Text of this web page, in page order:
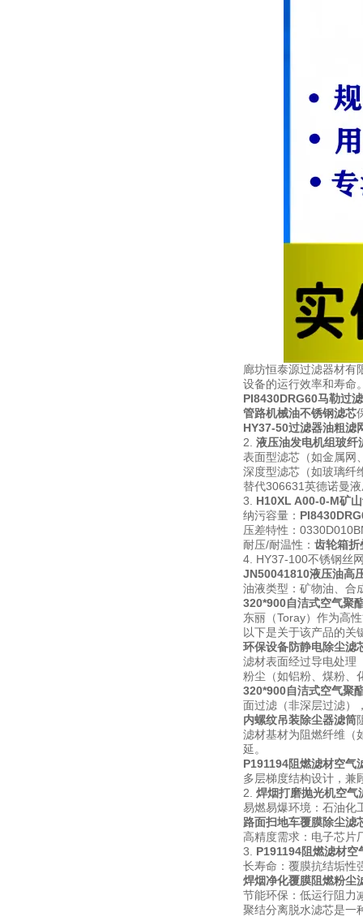
廊坊恒泰源过滤器材有
设备的运行效率和寿命
PI8430DRG60马勒过
管路机械油不锈钢滤芯
HY37-50过滤器油粗滤
2. 液压油发电机组玻纤
表面型滤芯（如金属网
深度型滤芯（如玻璃纤
替代306631英德诺曼
3. H10XL A00-0-M矿
纳污容量：
压差特性：
耐压/耐温性： 齿轮箱折
4. HY37-100不锈钢丝
JN50041810液压油高
油液类型：矿物油、合
320*900自洁式空气聚
东丽（Toray）作为高
以下是关于该产品的关
环保设备防静电除尘滤
滤材表面经过导电处理
粉尘（如铝粉、煤粉、
320*900自洁式空气聚
面过滤（非深层过滤）
内螺纹吊装除尘器滤筒
滤材基材为阻燃纤维（
延。
P191194阻燃滤材空气
多层梯度结构设计，兼
2. 焊烟打磨抛光机空气
易燃易爆环境：石油化
路面扫地车覆膜除尘滤
高精度需求：电子芯片
3. P191194阻燃滤材空
长寿命：覆膜抗结垢性
焊烟净化覆膜阻燃粉尘
节能环保：低运行阻力
聚结分离脱水滤芯是一